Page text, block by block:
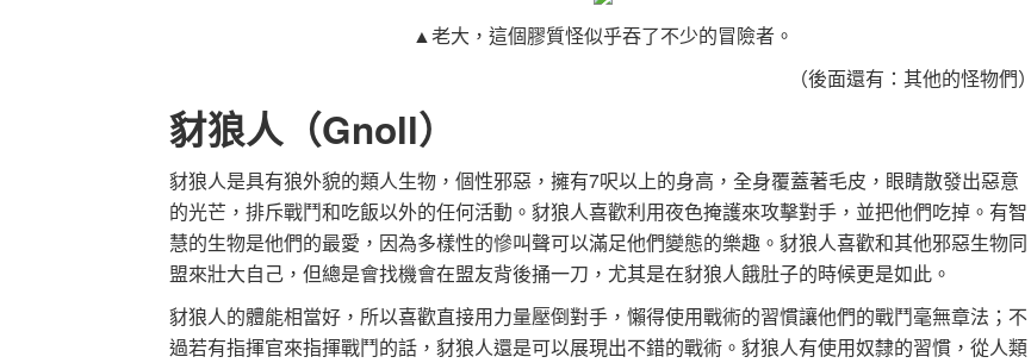
▲老大，這個膠質怪似乎吞了不少的冒險者。
（後面還有：其他的怪物們）
豺狼人（Gnoll）
豺狼人是具有狼外貌的類人生物，個性邪惡，擁有7呎以上的身高，全身覆蓋著毛皮，眼睛散發出惡意
的光芒，排斥戰鬥和吃飯以外的任何活動。豺狼人喜歡利用夜色掩護來攻擊對手，並把他們吃掉。有智
慧的生物是他們的最愛，因為多樣性的慘叫聲可以滿足他們變態的樂趣。豺狼人喜歡和其他邪惡生物同
盟來壯大自己，但總是會找機會在盟友背後捅一刀，尤其是在豺狼人餓肚子的時候更是如此。
豺狼人的體能相當好，所以喜歡直接用力量壓倒對手，懶得使用戰術的習慣讓他們的戰鬥毫無章法；不
過若有指揮官來指揮戰鬥的話，豺狼人還是可以展現出不錯的戰術。豺狼人有使用奴隸的習慣，從人類